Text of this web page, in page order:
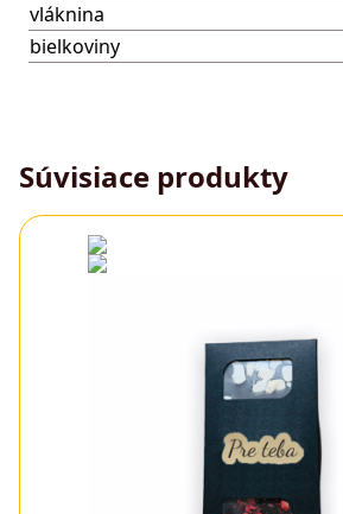
vláknina
bielkoviny
Súvisiace produkty